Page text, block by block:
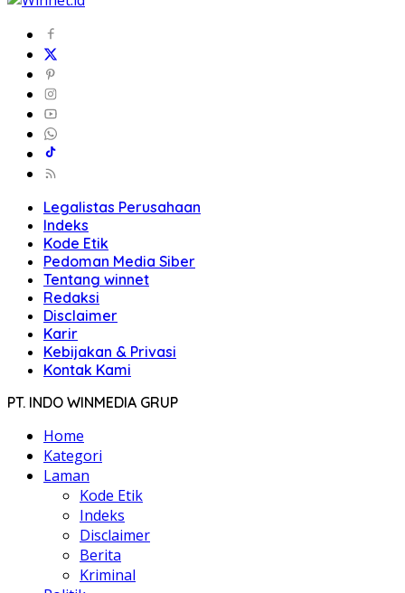
Legalistas Perusahaan
Indeks
Kode Etik
Pedoman Media Siber
Tentang winnet
Redaksi
Disclaimer
Karir
Kebijakan & Privasi
Kontak Kami
PT. INDO WINMEDIA GRUP
Home
Kategori
Laman
Kode Etik
Indeks
Disclaimer
Berita
Kriminal